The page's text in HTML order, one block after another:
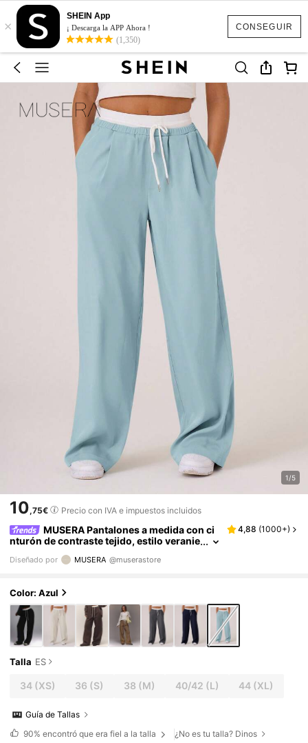
CONSEGUIR
×
SHEIN App
¡ Descarga la APP Ahora !
(1,350)
1/5
10,75€ Precio con IVA e impuestos incluidos
MUSERA Pantalones a medida con ci
nturón de contraste tejido, estilo veranie
vacaciones, otoño, vuelta al cole
4,88 (1000+)
Diseñado por MUSERA @muserastore
Color: Azul
Talla ES
34(XS) 36 (S) 38 (M) 40/42 (L) 44 (XL)
Guía de Tallas
90% encontró que era fiel a la talla ¿No es tu talla? Dinos